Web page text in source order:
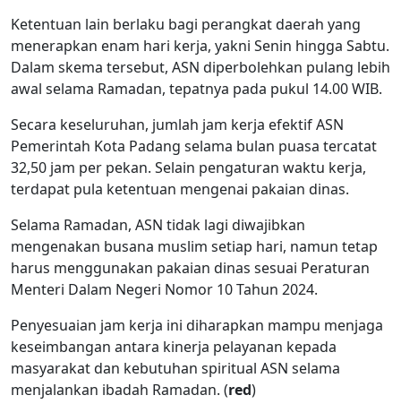
Ketentuan lain berlaku bagi perangkat daerah yang
menerapkan enam hari kerja, yakni Senin hingga Sabtu.
Dalam skema tersebut, ASN diperbolehkan pulang lebih
awal selama Ramadan, tepatnya pada pukul 14.00 WIB.
Secara keseluruhan, jumlah jam kerja efektif ASN
Pemerintah Kota Padang selama bulan puasa tercatat
32,50 jam per pekan. Selain pengaturan waktu kerja,
terdapat pula ketentuan mengenai pakaian dinas.
Selama Ramadan, ASN tidak lagi diwajibkan
mengenakan busana muslim setiap hari, namun tetap
harus menggunakan pakaian dinas sesuai Peraturan
Menteri Dalam Negeri Nomor 10 Tahun 2024.
Penyesuaian jam kerja ini diharapkan mampu menjaga
keseimbangan antara kinerja pelayanan kepada
masyarakat dan kebutuhan spiritual ASN selama
menjalankan ibadah Ramadan. (red)